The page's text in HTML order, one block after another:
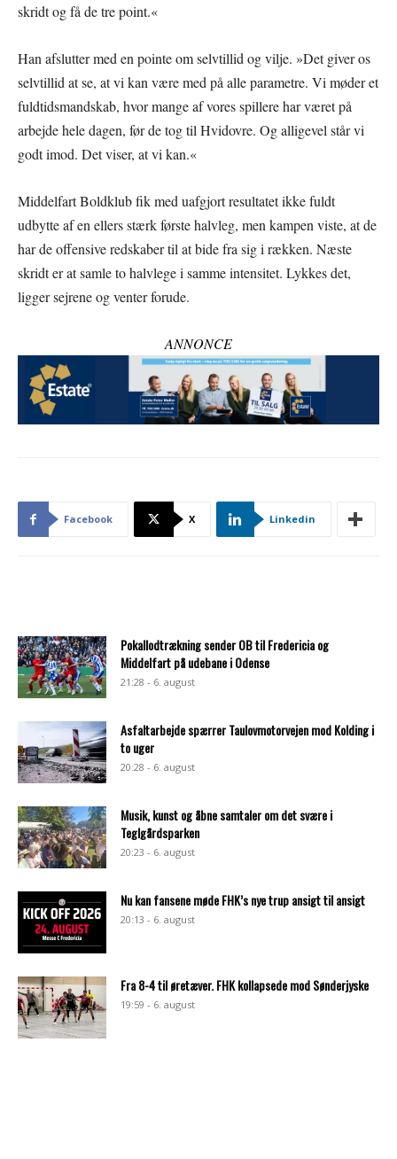
skridt og få de tre point.«
Han afslutter med en pointe om selvtillid og vilje. »Det giver os
selvtillid at se, at vi kan være med på alle parametre. Vi møder et
fuldtidsmandskab, hvor mange af vores spillere har været på
arbejde hele dagen, før de tog til Hvidovre. Og alligevel står vi
godt imod. Det viser, at vi kan.«
Middelfart Boldklub fik med uafgjort resultatet ikke fuldt
udbytte af en ellers stærk første halvleg, men kampen viste, at de
har de offensive redskaber til at bide fra sig i rækken. Næste
skridt er at samle to halvlege i samme intensitet. Lykkes det,
ligger sejrene og venter forude.
ANNONCE
Facebook X Linkedin
Pokallodtrækning sender OB til Fredericia og
Middelfart på udebane i Odense
21:28 - 6. august
Asfaltarbejde spærrer Taulovmotorvejen mod Kolding i
to uger
20:28 - 6. august
Musik, kunst og åbne samtaler om det svære i
Teglgårdsparken
20:23 - 6. august
Nu kan fansene møde FHK’s nye trup ansigt til ansigt
20:13 - 6. august
Fra 8-4 til øretæver. FHK kollapsede mod Sønderjyske
19:59 - 6. august